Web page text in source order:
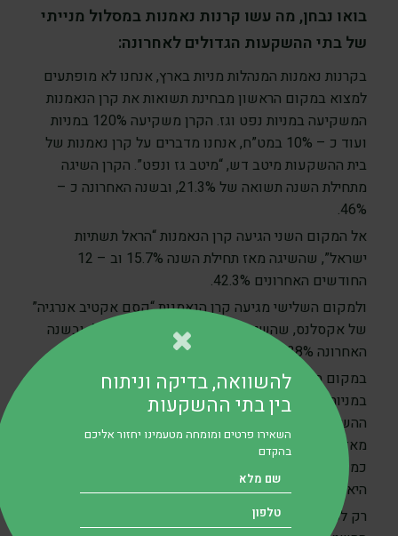
בואו נבחן, מה עשו קרנות נאמנות במסלול מנייתי
של בתי ההשקעות הגדולים לאחרונה:
בקרנות נאמנות המנהלות מניות בארץ, אנחנו לא מופתעים
למצוא במקום הראשון מבחינת תשואות את קרן הנאמנות
המשקיעה במניות נפט וגז. הקרן משקיעה 120% במניות
ועוד כ – 10% במט”ח, אנחנו מדברים על קרן נאמנות של
בית ההשקעות מיטב דש, “מיטב גז ונפט”. הקרן השיגה
מתחילת השנה תשואה של 21.3%, ובשנה האחרונה כ –
46%.
אל המקום השני הגיעה קרן הנאמנות “הראל תשתיות
ישראל”, שהשיגה מאז תחילת השנה 15.7% וב – 12
החודשים האחרונים 42.3%.
ולמקום השלישי מגיעה קרן הנאמנות “קסם אקטיב אנרגיה”
של אקסלנס, שהשיגה מתחילת השנה כמעט 40% ובשנה
האחרונה 138%.
במקום האחרון ברשימת כל קרנות הנאמנות המשקיעות
במניות בארץ, אנחנו מוצאים את “קסם אקטיב יתר” של בית
מאז תחילת השנה וב – 12 החודשים האחרונים הפסידה
היא מציגה נתונים ירוקים עם תשואה של כ – 116.3%.
רק לסבר את האוזן: קרן הנאמנות הגמישה שייצרה את
להשוואה, בדיקה וניתוח
בין בתי ההשקעות
השאירו פרטים ומומחה מטעמינו יחזור אליכם
בהקדם